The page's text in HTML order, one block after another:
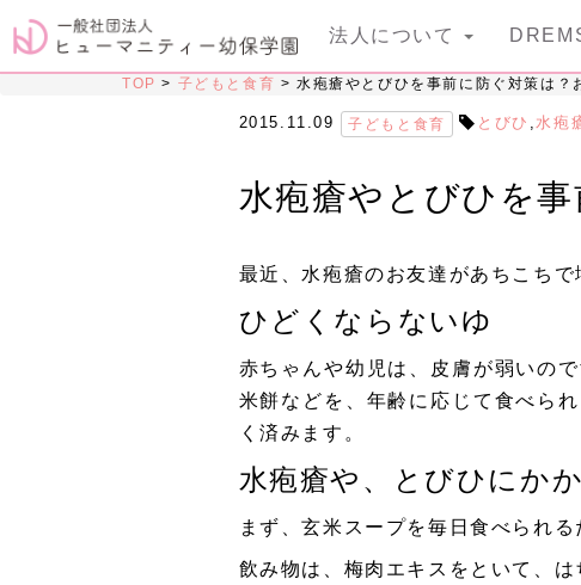
法人について
TOP > 子どもと食育 >水疱瘡やとびひを事前に防ぐ対策は？
2015.11.09 子どもと食育 とびひ ,水疱
水疱瘡やとびひを
最近、水疱瘡のお友達があちこちで
ひどくならないゆ
赤ちゃんや幼児は、皮膚が弱いの
米餅などを、年齢に応じて食べら
く済みます。
水疱瘡や、とびひにか
まず、玄米スープを毎日食べられる
飲み物は、梅肉エキスをといて、